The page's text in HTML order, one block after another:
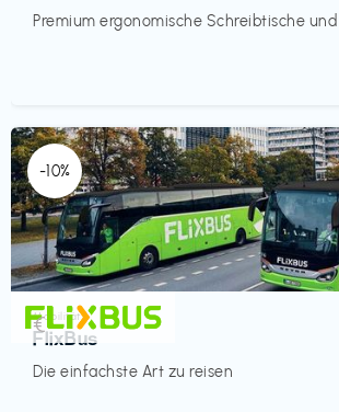
Premium ergonomische Schreibtische
-10%
Mobilität
FlixBus
Die einfachste Art zu reisen
€‎